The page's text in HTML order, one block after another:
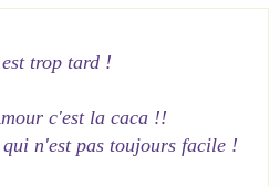
trop tard !
c'est la caca !!
n'est pas toujours facile !